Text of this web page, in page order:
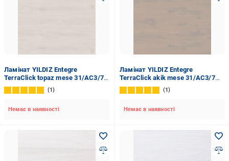
Ламінат YILDIZ Entegre
TerraClick topaz mese 31/AC3/7
мм (SF-33A)
1
Немає в наявності
Ламінат YILDIZ Entegre
TerraClick akik mese 31/AC3/7
мм (SF-32A)
1
Немає в наявності